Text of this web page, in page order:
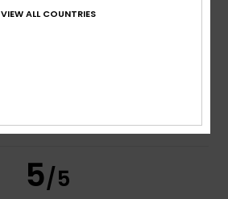
5/5
VIEW ALL COUNTRIES